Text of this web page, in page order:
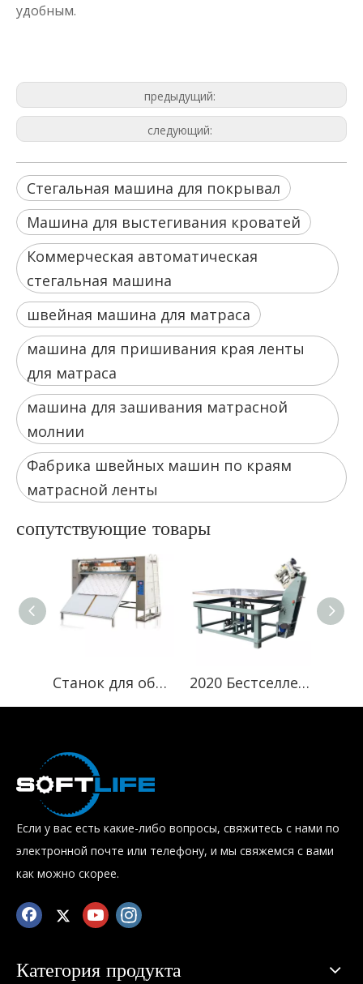
удобным.
предыдущий:
следующий:
Стегальная машина для покрывал
Машина для выстегивания кроватей
Коммерческая автоматическая
стегальная машина
швейная машина для матраса
машина для пришивания края ленты
для матраса
машина для зашивания матрасной
молнии
Фабрика швейных машин по краям
матрасной ленты
сопутствующие товары
Станок для обрезки краев и поперечной резки Panel Cutter 2020 Бестселлер челночного стежка Singer 300U, ручная швейная машина для шитья ленточных краев
Если у вас есть какие-либо вопросы, свяжитесь с нами по
электронной почте или телефону, и мы свяжемся с вами
как можно скорее.
Категория продукта